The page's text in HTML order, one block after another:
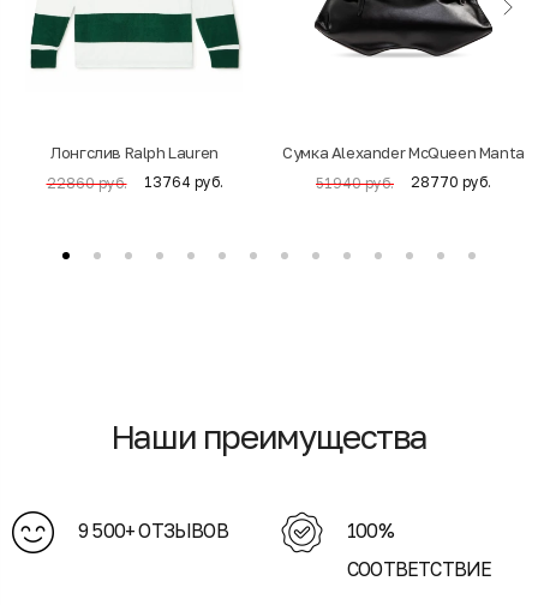
Лонгслив Ralph Lauren
22860 руб. 13764 руб.
Cумка Alexander McQueen Manta
51940 руб. 28770 руб.
Наши преимущества
9 500+ ОТЗЫВОВ
100%
СООТВЕТСТВИЕ